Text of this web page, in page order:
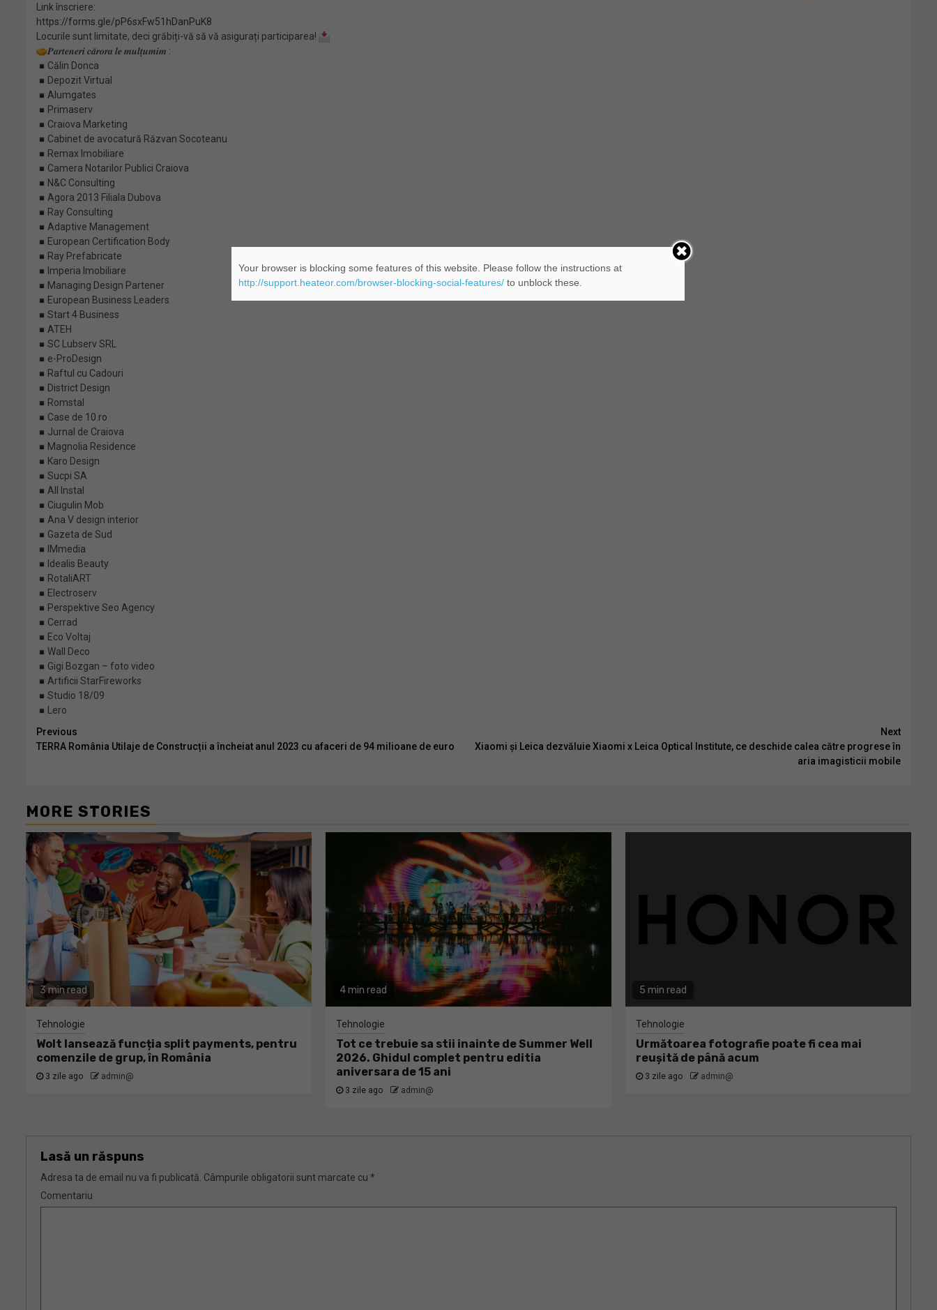
Link înscriere:
https://forms.gle/pP6sxFw51hDanPuK8
Locurile sunt limitate, deci grăbiți-vă să vă asigurați participarea!
𝑷𝒂𝒓𝒕𝒆𝒏𝒆𝒓𝒊 𝒄𝒂̆𝒓𝒐𝒓𝒂 𝒍𝒆 𝒎𝒖𝒍𝒕̦𝒖𝒎𝒊𝒎 :
Călin Donca
Depozit Virtual
Alumgates
Primaserv
Craiova Marketing
Cabinet de avocatură Răzvan Socoteanu
Remax Imobiliare
Camera Notarilor Publici Craiova
N&C Consulting
Agora 2013 Filiala Dubova
Ray Consulting
Adaptive Management
European Certification Body
Ray Prefabricate
Imperia Imobiliare
Managing Design Partener
European Business Leaders
Start 4 Business
ATEH
SC Lubserv SRL
e-ProDesign
Raftul cu Cadouri
District Design
Romstal
Case de 10.ro
Jurnal de Craiova
Magnolia Residence
Karo Design
Sucpi SA
All Instal
Ciugulin Mob
Ana V design interior
Gazeta de Sud
IMmedia
Idealis Beauty
RotaliART
Electroserv
Perspektive Seo Agency
Cerrad
Eco Voltaj
Wall Deco
Gigi Bozgan – foto video
Artificii StarFireworks
Studio 18/09
Lero
Continue
Reading
Previous
TERRA România Utilaje de Construcții a încheiat anul 2023 cu afaceri de 94 milioane de euro
Next
Xiaomi și Leica dezvăluie Xiaomi x Leica Optical Institute, ce deschide calea către progrese în
aria imagisticii mobile
MORE STORIES
3 min read
Tehnologie
Wolt lansează funcția split payments, pentru
comenzile de grup, în România
3 zile ago admin@
4 min read
Tehnologie
Tot ce trebuie sa stii inainte de Summer Well
2026. Ghidul complet pentru editia
aniversara de 15 ani
3 zile ago admin@
5 min read
Tehnologie
Următoarea fotografie poate fi cea mai
reușită de până acum
3 zile ago admin@
Lasă un răspuns
Adresa ta de email nu va fi publicată. Câmpurile obligatorii sunt marcate cu *
Comentariu
Your browser is blocking some features of this website. Please follow the instructions at
http://support.heateor.com/browser-blocking-social-features/to unblock these.